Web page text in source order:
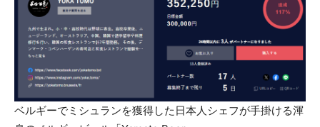
ベルギーでミシュランを獲得した日本人シェフが手掛ける渾